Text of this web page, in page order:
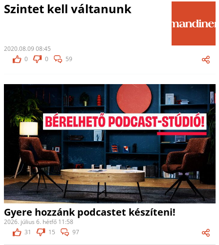
Szintet kell váltanunk
2020.08.09 08:45
0
0 59
Gyere hozzánk podcastet készíteni!
2026. július 6. hétfő 11:58
31
15 97